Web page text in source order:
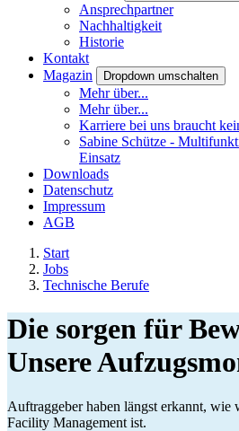
Ansprechpartner
Nachhaltigkeit
Historie
Kontakt
Magazin
Dropdown umschalten
Mehr über...
Mehr über...
Karriere bei uns braucht
Sabine Schütze -
Einsatz
Downloads
Datenschutz
Impressum
AGB
Start
Jobs
Technische Berufe
Die sorgen für
Unsere
Auftraggeber haben längst erkannt, wie
Facility Management ist.